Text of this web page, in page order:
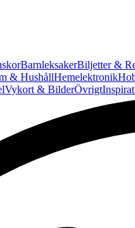
BarnleksakerBiljetter &
& HushållHemelektronik
Vykort & BilderÖvrigt